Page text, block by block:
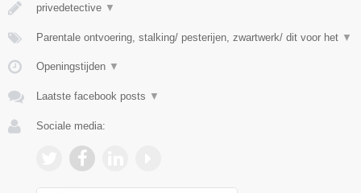
privedetective ▼
Parentale ontvoering, stalking/ pesterijen, zwartwerk/ dit voor het ▼
Openingstijden ▼
Laatste facebook posts ▼
Sociale media: